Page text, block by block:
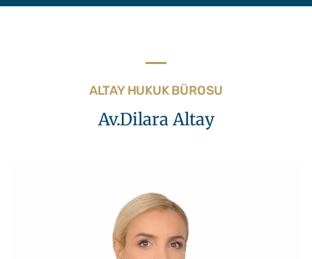
ALTAY HUKUK BÜROSU
Av.Dilara Altay